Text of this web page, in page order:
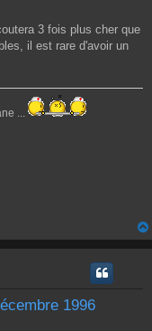
3 fois plus cher que
il est rare d'avoir un
...
1996